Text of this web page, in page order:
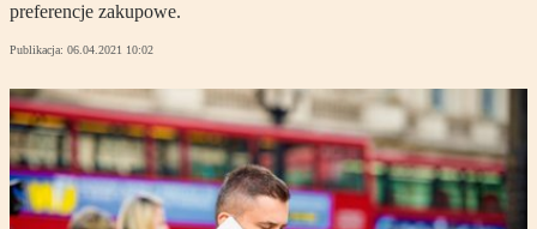
preferencje zakupowe.
Publikacja: 06.04.2021 10:02